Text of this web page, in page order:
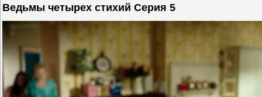
Ведьмы четырех стихий Серия 5